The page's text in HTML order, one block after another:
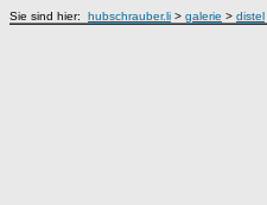
Sie sind hier: hubschrauber.li > galerie > distel